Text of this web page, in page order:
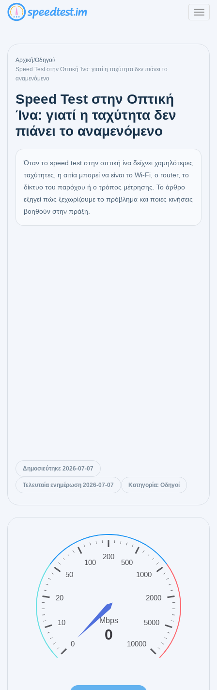
Αρχική/Οδηγοί/
Speed Test στην Οπτική Ίνα: γιατί η ταχύτητα δεν πιάνει το
αναμενόμενο
Speed Test στην Οπτική
Ίνα: γιατί η ταχύτητα δεν
πιάνει το αναμενόμενο
Όταν το speed test στην οπτική ίνα δείχνει χαμηλότερες
ταχύτητες, η αιτία μπορεί να είναι το Wi‑Fi, ο router, το
δίκτυο του παρόχου ή ο τρόπος μέτρησης. Το άρθρο
εξηγεί πώς ξεχωρίζουμε το πρόβλημα και ποιες κινήσεις
βοηθούν στην πράξη.
Δημοσιεύτηκε 2026-07-07
Τελευταία ενημέρωση 2026-07-07 Κατηγορία: Οδηγοί